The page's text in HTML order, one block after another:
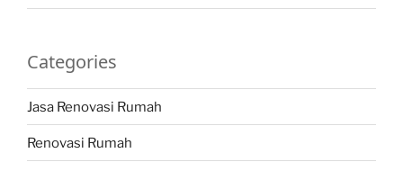
Categories
Jasa Renovasi Rumah
Renovasi Rumah